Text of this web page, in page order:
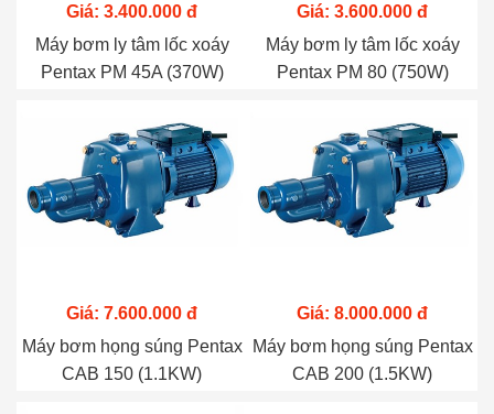
Giá: 3.400.000 đ
Máy bơm ly tâm lốc xoáy
Pentax PM 45A (370W)
Giá: 3.600.000 đ
Máy bơm ly tâm lốc xoáy
Pentax PM 80 (750W)
Giá: 7.600.000 đ
Máy bơm họng súng Pentax
CAB 150 (1.1KW)
Giá: 8.000.000 đ
Máy bơm họng súng Pentax
CAB 200 (1.5KW)